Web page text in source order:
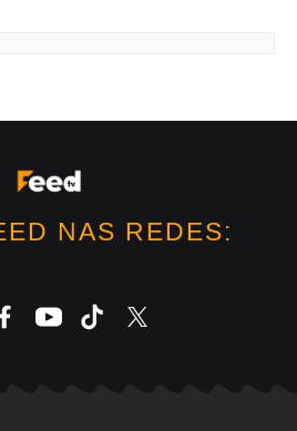
NAS REDES: